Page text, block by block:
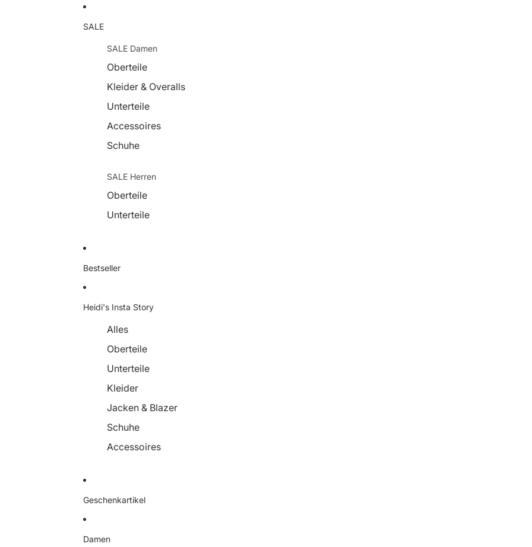
SALE
SALE Damen
Oberteile
Kleider & Overalls
Unterteile
Accessoires
Schuhe
SALE Herren
Oberteile
Unterteile
Bestseller
Heidi's Insta Story
Alles
Oberteile
Unterteile
Kleider
Jacken & Blazer
Schuhe
Accessoires
Geschenkartikel
Damen